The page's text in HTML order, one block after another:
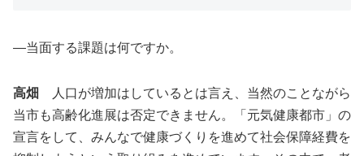
―当面する課題は何ですか。
高畑
人口が増加はしているとは言え、当然のことながら
当市も高齢化進展は否定できません。「元気健康都市」の
宣言をして、みんなで健康づくりを進めて社会保障経費を